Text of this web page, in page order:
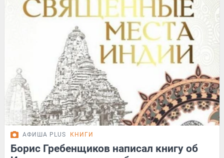
АФИША PLUS КНИГИ
Борис Гребенщиков написал книгу об